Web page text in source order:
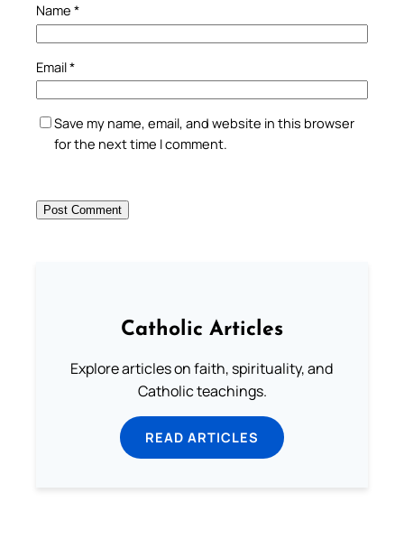
Name *
Email*
Save my name, email, and website in this browser
for the next time I comment.
Catholic Articles
Explore articles on faith, spirituality, and
Catholic teachings.
READ ARTICLES